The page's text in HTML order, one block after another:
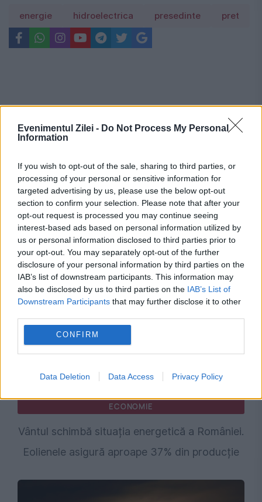
Evenimentul Zilei - Do Not Process My Personal
Information
If you wish to opt-out of the sale, sharing to third parties, or
processing of your personal or sensitive information for
targeted advertising by us, please use the below opt-out
section to confirm your selection. Please note that after your
opt-out request is processed you may continue seeing
interest-based ads based on personal information utilized by
us or personal information disclosed to third parties prior to
your opt-out. You may separately opt-out of the further
disclosure of your personal information by third parties on the
IAB’s list of downstream participants. This information may
also be disclosed by us to third parties on the IAB’s List of
Downstream Participants that may further disclose it to other
CONFIRM
Data Deletion Data Access Privacy Policy
energie hidroelectrica presedinte pret
Recomandările noastre
ECONOMIE
Vântul schimbă situația energetică a României.
Eolienele asigură aproape 37% din producție